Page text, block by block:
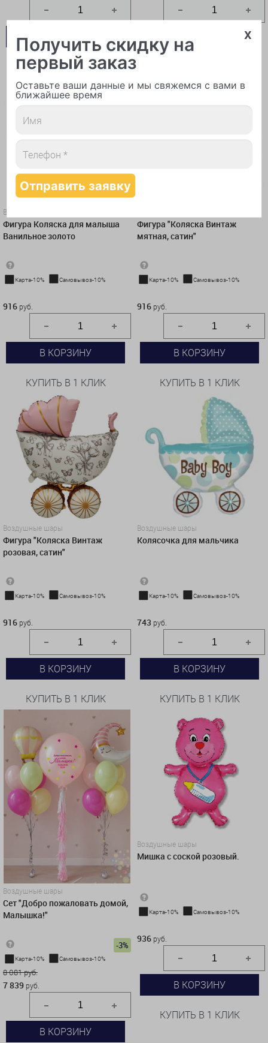
КУПИТЬ В 1 КЛИК
Воздушные шары
Фигура Коляска для малыша
Ванильное золото
Карта-10% Самовывоз-10%
916 руб.
В КОРЗИНУ
КУПИТЬ В 1 КЛИК
Фигура "Коляска Винтаж
мятная, сатин"
Карта-10% Самовывоз-10%
916 руб.
В КОРЗИНУ
КУПИТЬ В 1 КЛИК
Воздушные шары
Фигура "Коляска Винтаж
розовая, сатин"
Карта-10% Самовывоз-10%
916 руб.
В КОРЗИНУ
КУПИТЬ В 1 КЛИК
Воздушные шары
Колясочка для мальчика
Карта-10% Самовывоз-10%
743 руб.
В КОРЗИНУ
КУПИТЬ В 1 КЛИК
Воздушные шары
Сет "Добро пожаловать домой,
Малышка!"
-3%
Карта-10% Самовывоз-10%
8 081 руб.
7 839 руб.
В КОРЗИНУ
Воздушные шары
Мишка с соской розовый.
Карта-10% Самовывоз-10%
936 руб.
В КОРЗИНУ
КУПИТЬ В 1 КЛИК
x
Получить скидку на
первый заказ
Оставьте ваши данные и мы свяжемся с вами в
ближайшее время